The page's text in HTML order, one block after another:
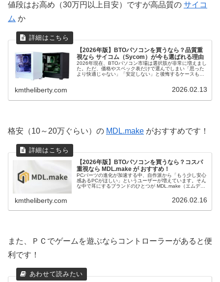
値段はお高め（30万円以上目安）ですが高品質の サイコ
ム か
【2026年版】BTOパソコンを買うなら？品質重
視なら サイコム（Sycom）が今も選ばれる理由
2026年現在、BTOパソコン市場は選択肢が非常に増えまし
た。ただ、価格やスペック表だけで選んでしまい「思った
より快適じゃない」「安定しない」と後悔するケースも少
kmtheliberty.com 2026.02.13
格安（10～20万ぐらい）の MDL.make がおすすめです！
【2026年版】BTOパソコンを買うなら？コスパ
重視なら MDL.make が おすすめ！
PCパーツの進化が加速する中、自作派から「もう少し安心
感あるPCがほしい」というユーザーが増えています。そん
な中で耳にするブランドのひとつが MDL.make（エムディ
kmtheliberty.com 2026.02.16
また、ＰＣでゲームを遊ぶならコントローラーがあると便
利です！